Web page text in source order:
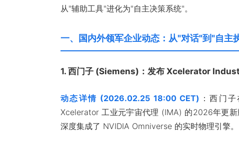
从"辅助工具"进化为"自主决策系统"。
一、国内外领军企业动态：从"对话"到"自主
1. 西门子 (Siemens)：发布 Xcelerator
动态详情 (2026.02.25 18:00 CET) ：西门
Xcelerator 工业元宇宙代理 (IMA) 的2026年更
深度集成了 NVIDIA Omniverse 的实时物理引擎。